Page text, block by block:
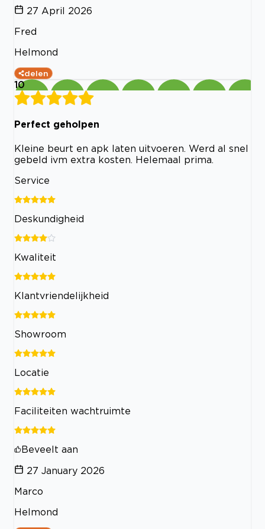
27 April 2026
Fred
Helmond
delen
10
Perfect geholpen
Kleine beurt en apk laten uitvoeren. Werd al snel
gebeld ivm extra kosten. Helemaal prima.
Service
Deskundigheid
Kwaliteit
Klantvriendelijkheid
Showroom
Locatie
Faciliteiten wachtruimte
Beveelt aan
27 January 2026
Marco
Helmond